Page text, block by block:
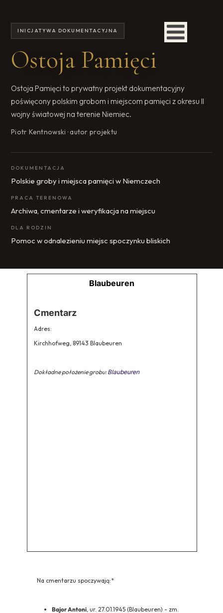
INICJATYWA DOKUMENTACYJNA
Ostoja Pamięci
Ostoja Pamięci to prywatny projekt dokumentacyjny
poświęcony polskim grobom i miejscom pamięci z okresu II
wojny światowej na terenie Niemiec.
Piotr Kentnowski · autor projektu
DOKUMENTACJA
Polskie groby i miejsca pamięci w Niemczech
PRACA TERENOWA
Archiwa, cmentarze i weryfikacja na miejscu
DLA RODZIN
Pomoc w odnalezieniu miejsc spoczynku bliskich
Adres:
Kirchhofweg, 89143 Blaubeuren
Dokładne położenie grobu:Blaubeuren
Cmentarz
Blaubeuren
Na cmentarzu spoczywają:*
Bajor Antoni, ur. 27.01.1945 (Blaubeuren) - zm.